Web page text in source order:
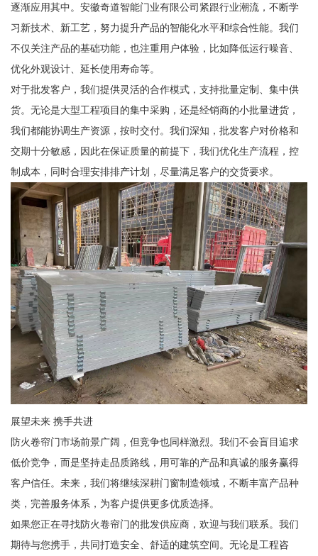
逐渐应用其中。安徽奇道智能门业有限公司紧跟行业潮流，不断学
习新技术、新工艺，努力提升产品的智能化水平和综合性能。我们
不仅关注产品的基础功能，也注重用户体验，比如降低运行噪音、
优化外观设计、延长使用寿命等。
对于批发客户，我们提供灵活的合作模式，支持批量定制、集中供
货。无论是大型工程项目的集中采购，还是经销商的小批量进货，
我们都能协调生产资源，按时交付。我们深知，批发客户对价格和
交期十分敏感，因此在保证质量的前提下，我们优化生产流程，控
制成本，同时合理安排排产计划，尽量满足客户的交货要求。
展望未来 携手共进
防火卷帘门市场前景广阔，但竞争也同样激烈。我们不会盲目追求
低价竞争，而是坚持走品质路线，用可靠的产品和真诚的服务赢得
客户信任。未来，我们将继续深耕门窗制造领域，不断丰富产品种
类，完善服务体系，为客户提供更多优质选择。
如果您正在寻找防火卷帘门的批发供应商，欢迎与我们联系。我们
期待与您携手，共同打造安全、舒适的建筑空间。无论是工程咨